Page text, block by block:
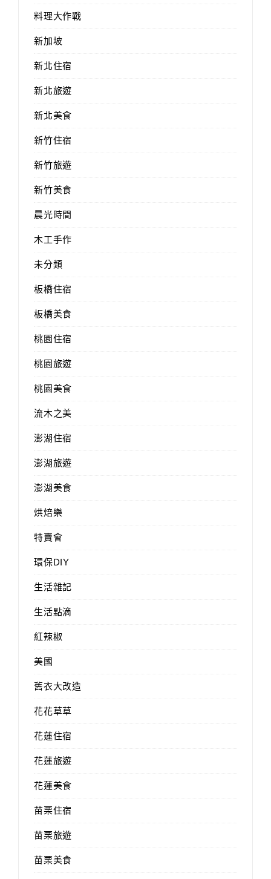
料理大作戰
新加坡
新北住宿
新北旅遊
新北美食
新竹住宿
新竹旅遊
新竹美食
晨光時間
木工手作
未分類
板橋住宿
板橋美食
桃園住宿
桃園旅遊
桃園美食
流木之美
澎湖住宿
澎湖旅遊
澎湖美食
烘焙樂
特賣會
環保DIY
生活雜記
生活點滴
紅辣椒
美國
舊衣大改造
花花草草
花蓮住宿
花蓮旅遊
花蓮美食
苗栗住宿
苗栗旅遊
苗栗美食